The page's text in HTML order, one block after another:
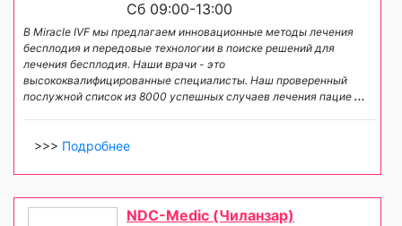
Сб 09:00-13:00
В Miracle IVF мы предлагаем инновационные методы лечения
бесплодия и передовые технологии в поиске решений для
лечения бесплодия. Наши врачи - это
высококвалифицированные специалисты. Наш проверенный
послужной список из 8000 успешных случаев лечения пацие ...
>>> Подробнее
NDC-Medic (Чиланзар)